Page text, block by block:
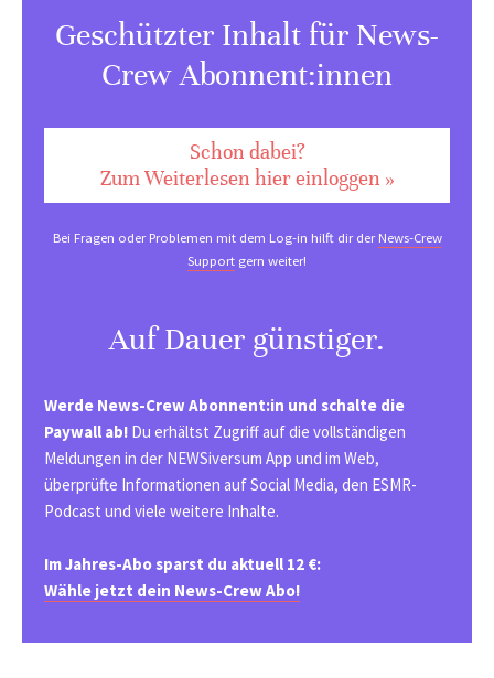
Geschützter Inhalt für News-
Crew Abonnent:innen
Schon dabei?
Zum Weiterlesen hier einloggen »
Bei Fragen oder Problemen mit dem Log-in hilft dir derNews-Crew
Support gern weiter!
Auf Dauer günstiger.
Werde News-Crew Abonnent:in und schalte die
Paywall ab! Du erhältst Zugriff auf die vollständigen
Meldungen in der NEWSiversum App und im Web,
überprüfte Informationen auf Social Media, den ESMR-
Podcast und viele weitere Inhalte.
Im Jahres-Abo sparst du aktuell 12 €:
Wähle jetzt dein News-Crew Abo!